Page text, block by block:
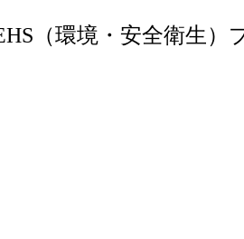
（環境・安全衛生）